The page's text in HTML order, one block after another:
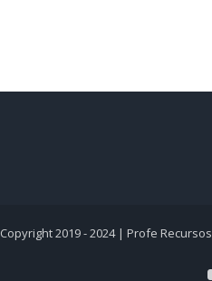
Copyright 2019 - 2024 | Profe Recursos